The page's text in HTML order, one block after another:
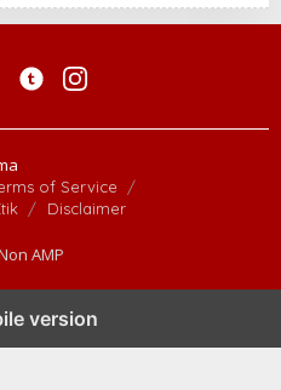
of Service
Disclaimer
AMP
version